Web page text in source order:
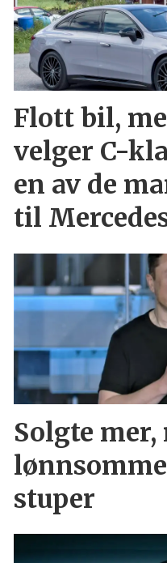
Flott bil,
velger C-
en av de
til
Solgte
stuper